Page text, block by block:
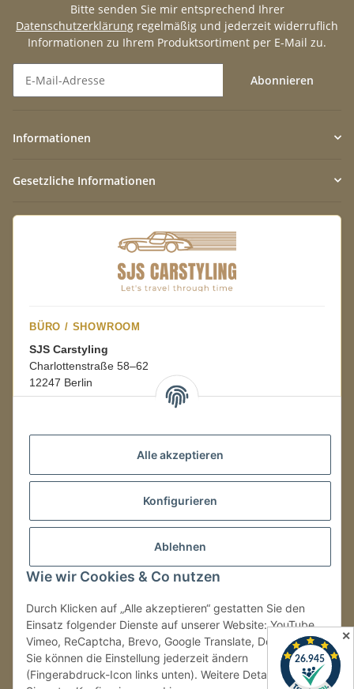
Alle akzeptieren
Konfigurieren
Ablehnen
Wie wir Cookies & Co nutzen
Durch Klicken auf „Alle akzeptieren“ gestatten Sie den
Einsatz folgender Dienste auf unserer Website: YouTube,
Vimeo, ReCaptcha, Brevo, Google Translate, Doofinder.
Sie können die Einstellung jederzeit ändern
(Fingerabdruck-Icon links unten). Weitere Details finden
Bitte senden Sie mir entsprechend Ihrer
Datenschutzerklärung regelmäßig und jederzeit widerruflich
Informationen zu Ihrem Produktsortiment per E-Mail zu.
Abonnieren
Informationen
Gesetzliche Informationen
BÜRO / SHOWROOM
SJS Carstyling
Charlottenstraße 58–62
12247 Berlin
08:00–16:00 Uhr
LAGER / RETOUREN
Packmonster Fulfillment
SJS Carstyling Lager
Retouren ausschließlich an diese Adresse.
Tel.:+49 (0) 30 36417228
E-Mail:info@sjs-carstyling.com
✕